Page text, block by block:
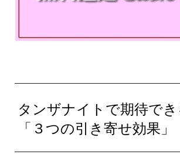
タンザナイトで期待で
「３つの引き寄せ効果」